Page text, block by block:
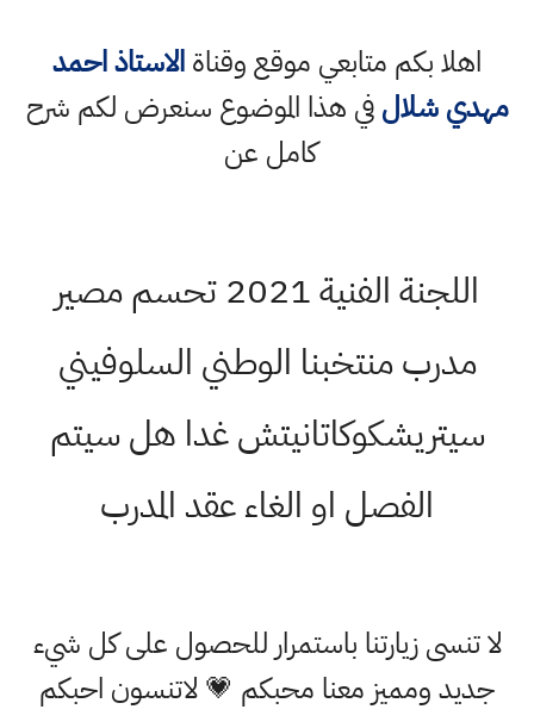
اهلا بكم متابعي موقع وقناةالاستاذ احمد
مهدي شلالفي هذا الموضوع سنعرض لكم شرح
كامل عن
اللجنة الفنية 2021 تحسم مصير
مدرب منتخبنا الوطني السلوفيني
سيتريشكوكاتانيتش غدا هل سيتم
الفصل او الغاء عقد المدرب
لا تنسى زيارتنا باستمرار للحصول على كل شيء
جديد ومميز معنا محبكم 💗 لاتنسون احبكم